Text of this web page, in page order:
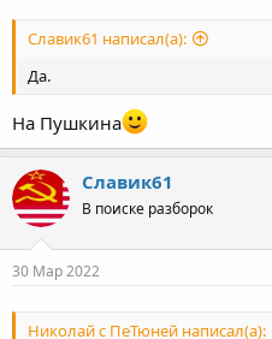
Славик61 написал(а):
Да.
На Пушкина
Славик61
В поиске разборок
30 Мар 2022
Николай с ПеТюней написал(а):